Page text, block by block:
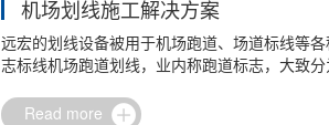
机场划线施工解决方案
远宏的划线设备被用于机场跑道、场道标线等
志标线机场跑道划线，业内称跑道标志，大致分
Read more